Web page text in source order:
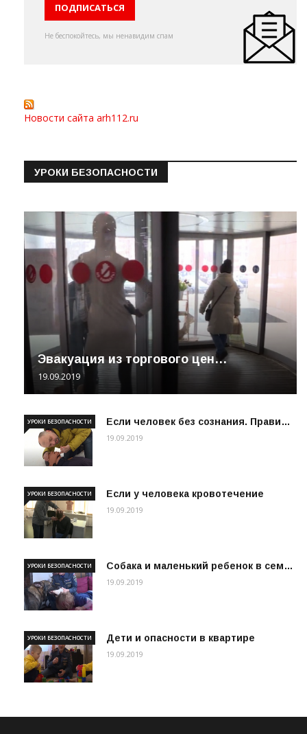
Не беспокойтесь, мы ненавидим спам
Новости сайта arh112.ru
УРОКИ БЕЗОПАСНОСТИ
Эвакуация из торгового цен…
19.09.2019
Если человек без сознания. Прави…
УРОКИ БЕЗОПАСНОСТИ
19.09.2019
Если у человека кровотечение
УРОКИ БЕЗОПАСНОСТИ
19.09.2019
Собака и маленький ребенок в сем…
УРОКИ БЕЗОПАСНОСТИ
19.09.2019
Дети и опасности в квартире
УРОКИ БЕЗОПАСНОСТИ
19.09.2019